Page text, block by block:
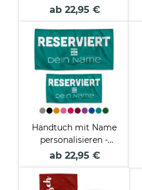
Hochzeit - Mr.& Mrs. -
Größen
ab 22,95 €
Handtuch mit Name
personalisieren -
Reserviert von - in
Farben
ab 22,95 €